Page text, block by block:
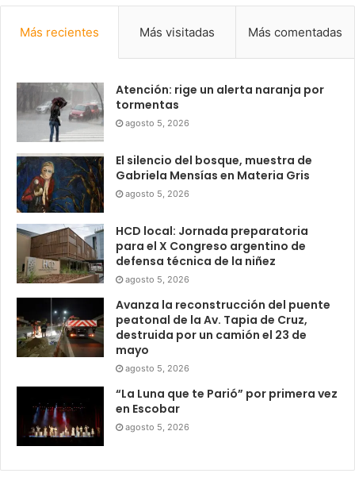
Más recientes Más visitadas Más comentadas
Atención: rige un alerta naranja por
tormentas
agosto 5, 2026
El silencio del bosque, muestra de
Gabriela Mensías en Materia Gris
agosto 5, 2026
HCD local: Jornada preparatoria
para el X Congreso argentino de
defensa técnica de la niñez
agosto 5, 2026
Avanza la reconstrucción del puente
peatonal de la Av. Tapia de Cruz,
destruida por un camión el 23 de
mayo
agosto 5, 2026
“La Luna que te Parió” por primera vez
en Escobar
agosto 5, 2026